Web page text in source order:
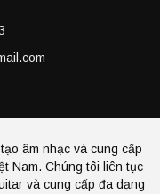
âm nhạc và cung cấp
Nam. Chúng tôi liên tục
và cung cấp đa dạng